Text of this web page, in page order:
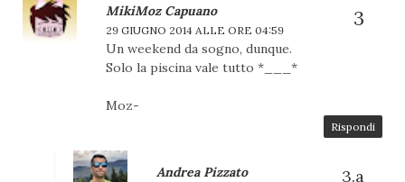
MikiMoz Capuano
29 GIUGNO 2014 ALLE ORE 04:59
Un weekend da sogno, dunque.
Solo la piscina vale tutto *___*
Moz-
Rispondi
Andrea Pizzato